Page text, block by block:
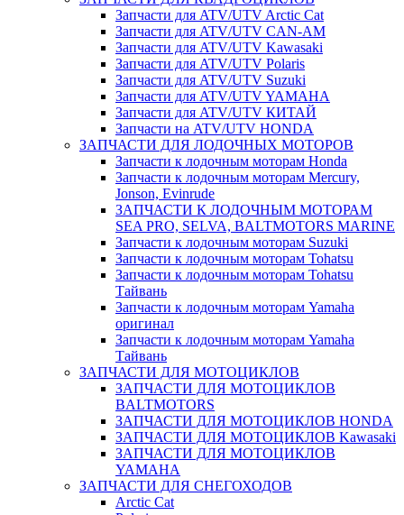
Запчасти для ATV/UTV Arctic Cat
Запчасти для ATV/UTV CAN-AM
Запчасти для ATV/UTV Kawasaki
Запчасти для ATV/UTV Polaris
Запчасти для ATV/UTV Suzuki
Запчасти для ATV/UTV YAMAHA
Запчасти для ATV/UTV КИТАЙ
Запчасти на ATV/UTV HONDA
ЗАПЧАСТИ ДЛЯ ЛОДОЧНЫХ МОТОРОВ
Запчасти к лодочным моторам Honda
Запчасти к лодочным моторам Mercury,
Jonson, Evinrude
ЗАПЧАСТИ К ЛОДОЧНЫМ МОТОРАМ
SEA PRO, SELVA, BALTMOTORS MARINE
Запчасти к лодочным моторам Suzuki
Запчасти к лодочным моторам Tohatsu
Запчасти к лодочным моторам Tohatsu
Тайвань
Запчасти к лодочным моторам Yamaha
оригинал
Запчасти к лодочным моторам Yamaha
Тайвань
ЗАПЧАСТИ ДЛЯ МОТОЦИКЛОВ
ЗАПЧАСТИ ДЛЯ МОТОЦИКЛОВ
BALTMOTORS
ЗАПЧАСТИ ДЛЯ МОТОЦИКЛОВ HONDA
ЗАПЧАСТИ ДЛЯ МОТОЦИКЛОВ Kawasaki
ЗАПЧАСТИ ДЛЯ МОТОЦИКЛОВ
YAMAHA
ЗАПЧАСТИ ДЛЯ СНЕГОХОДОВ
Arctic Cat